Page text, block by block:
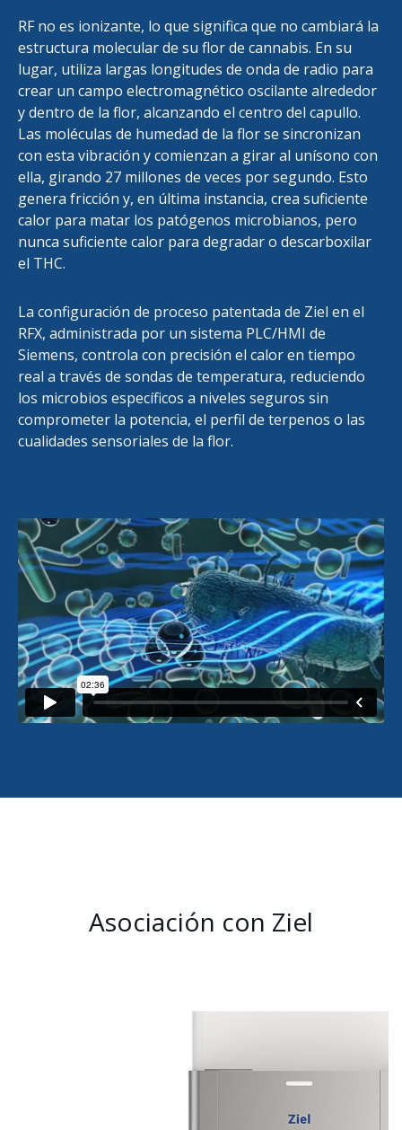
RF no es ionizante, lo que significa que no cambiará la
estructura molecular de su flor de cannabis. En su
lugar, utiliza largas longitudes de onda de radio para
crear un campo electromagnético oscilante alrededor
y dentro de la flor, alcanzando el centro del capullo.
Las moléculas de humedad de la flor se sincronizan
con esta vibración y comienzan a girar al unísono con
ella, girando 27 millones de veces por segundo. Esto
genera fricción y, en última instancia, crea suficiente
calor para matar los patógenos microbianos, pero
nunca suficiente calor para degradar o descarboxilar
el THC.
La configuración de proceso patentada de Ziel en el
RFX, administrada por un sistema PLC/HMI de
Siemens, controla con precisión el calor en tiempo
real a través de sondas de temperatura, reduciendo
los microbios específicos a niveles seguros sin
comprometer la potencia, el perfil de terpenos o las
cualidades sensoriales de la flor.
Asociación con Ziel